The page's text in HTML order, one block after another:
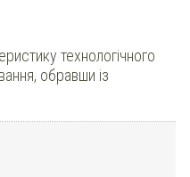
технологічного
обравши із